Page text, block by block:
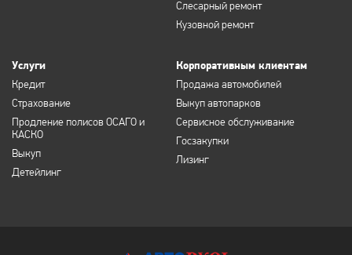
Слесарный ремонт
Кузовной ремонт
Услуги
Кредит
Страхование
Продление полисов ОСАГО и
КАСКО
Выкуп
Детейлинг
Корпоративным клиентам
Продажа автомобилей
Выкуп автопарков
Сервисное обслуживание
Госзакупки
Лизинг